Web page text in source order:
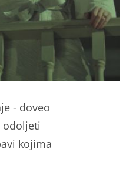
- doveo
odoljeti
kojima